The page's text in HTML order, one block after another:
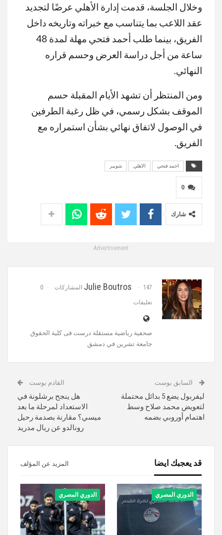
MUTE
وخلال الجلسة، قدمت إدارة الأهلي عرضًا لتجديد
عقد اللاعب بما يتناسب مع خبراته وتاريخه داخل
الفريق، بينما طلب أحمد فتحي مهلة لمدة 48
ساعة من أجل دراسة العرض وحسم قراره
النهائي.
ومن المنتظر أن تشهد الأيام المقبلة حسم
الموقف بشكل رسمي، في ظل رغبة الطرفين
في الوصول لاتفاق نهائي بشأن استمراره مع
الفريق.
احمد فتحي الاهلي شوبير
0
شارك
Advertisement
Julie Boutros 147 المشاركات 0
تعليقات
‏صحفية رياضية مستقلة‏ درست فى كلية الحقوق
جامعة تشرين في دمشق
السابق بوست
ليفربول يضع 5 بدائل محتملة
لتعويض محمد صلاح وسط
اهتمام أوروبي بضمه
القادم بوست
هل ينجح برشلونة في
الاستعداد لمرحلة ما بعد
ميسي؟ مقارنة بصدمة رحيل
رونالدو عن ريال مدريد
قد يعجبك ايضا المزيد عن المؤلف
الدوري المصري الدوري المصري